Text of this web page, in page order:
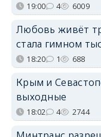
19:00 4 6009
Любовь живёт
стала гимном
18:20 1 688
Крым и
выходные
18:02 4 2744